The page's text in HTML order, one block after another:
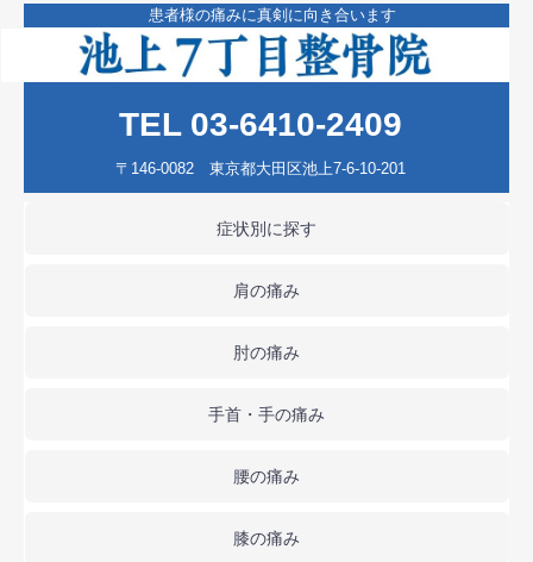
患者様の痛みに真剣に向き合います
TEL 03-6410-2409
〒146-0082 東京都大田区池上7-6-10-201
症状別に探す
肩の痛み
肘の痛み
手首・手の痛み
腰の痛み
膝の痛み